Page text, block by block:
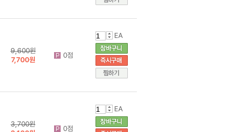
9,600원
7,700원
0점
EA
3,700원
0점
EA